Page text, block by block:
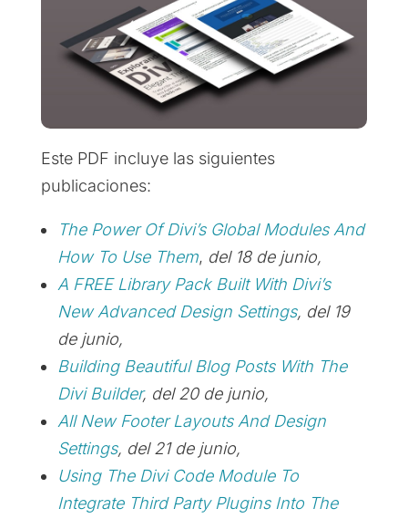
Este PDF incluye las siguientes
publicaciones:
The Power Of Divi’s Global Modules And
How To Use Them, del 18 de junio,
A FREE Library Pack Built With Divi’s
New Advanced Design Settings, del 19
de junio,
Building Beautiful Blog Posts With The
Divi Builder, del 20 de junio,
All New Footer Layouts And Design
Settings, del 21 de junio,
Using The Divi Code Module To
Integrate Third Party Plugins Into The